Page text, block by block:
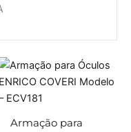
Armação para